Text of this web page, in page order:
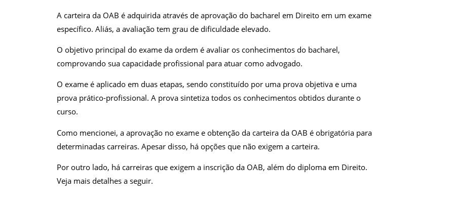
A carteira da OAB é adquirida através de aprovação do bacharel em Direito em um exame
específico. Aliás, a avaliação tem grau de dificuldade elevado.
O objetivo principal do exame da ordem é avaliar os conhecimentos do bacharel,
comprovando sua capacidade profissional para atuar como advogado.
O exame é aplicado em duas etapas, sendo constituído por uma prova objetiva e uma
prova prático-profissional. A prova sintetiza todos os conhecimentos obtidos durante o
curso.
Como mencionei, a aprovação no exame e obtenção da carteira da OAB é obrigatória para
determinadas carreiras. Apesar disso, há opções que não exigem a carteira.
Por outro lado, há carreiras que exigem a inscrição da OAB, além do diploma em Direito.
Veja mais detalhes a seguir.